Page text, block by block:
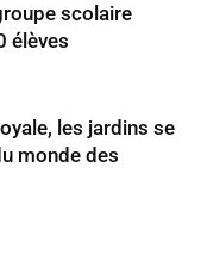
scolaire
élèves
les jardins se
monde des